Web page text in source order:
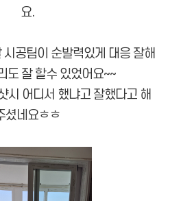
요.
공팀이 순발력있게 대응 잘해
도 잘 할수 있었어요~~
시 어디서 했냐고 잘했다고 해
셨네요ㅎㅎ